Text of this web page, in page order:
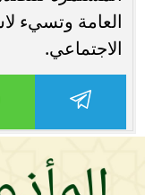
العامة وتسيء
الاجتماعي.